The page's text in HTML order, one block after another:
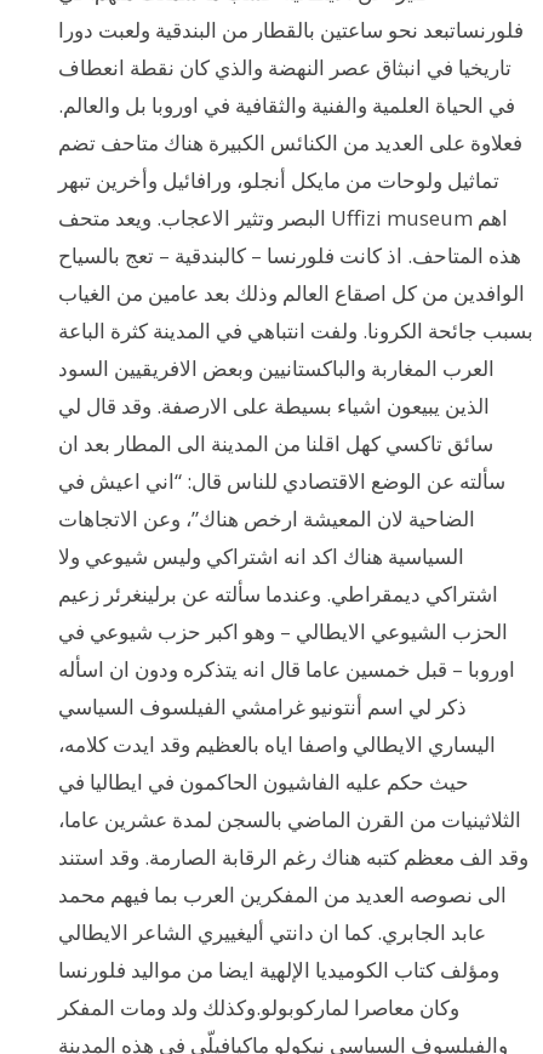
فلورنساتبعد نحو ساعتين بالقطار من البندقية ولعبت دورا
تاريخيا في انبثاق عصر النهضة والذي كان نقطة انعطاف
في الحياة العلمية والفنية والثقافية في اوروبا بل والعالم.
فعلاوة على العديد من الكنائس الكبيرة هناك متاحف تضم
تماثيل ولوحات من مايكل أنجلو، ورافائيل وأخرين تبهر
البصر وتثير الاعجاب. ويعد متحف Uffizi museum اهم
هذه المتاحف. اذ كانت فلورنسا – كالبندقية – تعج بالسياح
الوافدين من كل اصقاع العالم وذلك بعد عامين من الغياب
بسبب جائحة الكرونا. ولفت انتباهي في المدينة كثرة الباعة
العرب المغاربة والباكستانيين وبعض الافريقيين السود
الذين يبيعون اشياء بسيطة على الارصفة. وقد قال لي
سائق تاكسي كهل اقلنا من المدينة الى المطار بعد ان
سألته عن الوضع الاقتصادي للناس قال: “اني اعيش في
الضاحية لان المعيشة ارخص هناك”، وعن الاتجاهات
السياسية هناك اكد انه اشتراكي وليس شيوعي ولا
اشتراكي ديمقراطي. وعندما سألته عن برلينغرئر زعيم
الحزب الشيوعي الايطالي – وهو اكبر حزب شيوعي في
اوروبا – قبل خمسين عاما قال انه يتذكره ودون ان اسأله
ذكر لي اسم أنتونيو غرامشي الفيلسوف السياسي
اليساري الايطالي واصفا اياه بالعظيم وقد ايدت كلامه،
حيث حكم عليه الفاشيون الحاكمون في ايطاليا في
الثلاثينيات من القرن الماضي بالسجن لمدة عشرين عاما،
وقد الف معظم كتبه هناك رغم الرقابة الصارمة. وقد استند
الى نصوصه العديد من المفكرين العرب بما فيهم محمد
عابد الجابري. كما ان دانتي أليغييري الشاعر الايطالي
ومؤلف كتاب الكوميديا الإلهية ايضا من مواليد فلورنسا
وكان معاصرا لماركوبولو.وكذلك ولد ومات المفكر
والفيلسوف السياسي نيكولو ماكيافيلّي في هذه المدينة